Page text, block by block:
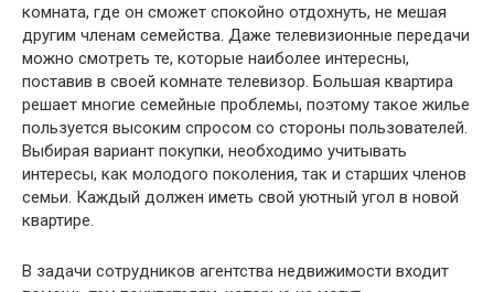
комната, где он сможет спокойно отдохнуть, не мешая
другим членам семейства. Даже телевизионные передачи
можно смотреть те, которые наиболее интересны,
поставив в своей комнате телевизор. Большая квартира
решает многие семейные проблемы, поэтому такое жилье
пользуется высоким спросом со стороны пользователей.
Выбирая вариант покупки, необходимо учитывать
интересы, как молодого поколения, так и старших членов
семьи. Каждый должен иметь свой уютный угол в новой
квартире.
В задачи сотрудников агентства недвижимости входит